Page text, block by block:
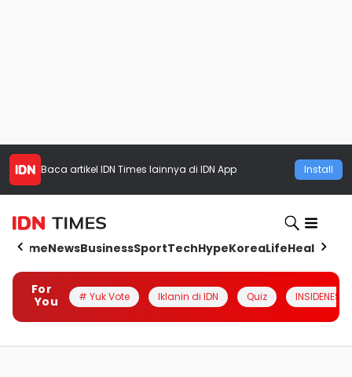
Baca artikel IDN Times lainnya di IDN App Install
HomeNewsBusinessSportTechHypeKoreaLifeHealth
For
You
# Yuk Vote Iklanin di IDN Quiz INSIDENESIA